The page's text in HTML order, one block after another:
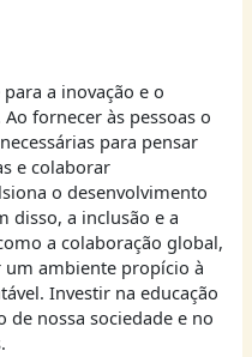
a inovação e o
fornecer às pessoas o
para pensar
e colaborar
o desenvolvimento
disso, a inclusão e a
a colaboração global,
ambiente propício à
Investir na educação
nossa sociedade e no